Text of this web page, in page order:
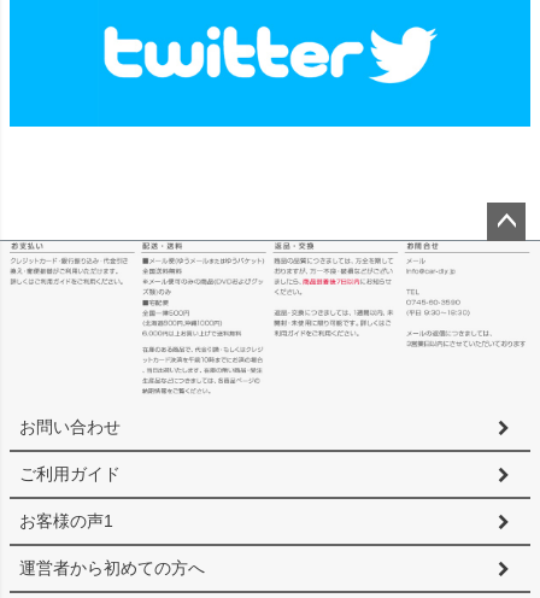
ペー
へ
お問い合わせ
ご利用ガイド
お客様の声1
運営者から初めての方へ